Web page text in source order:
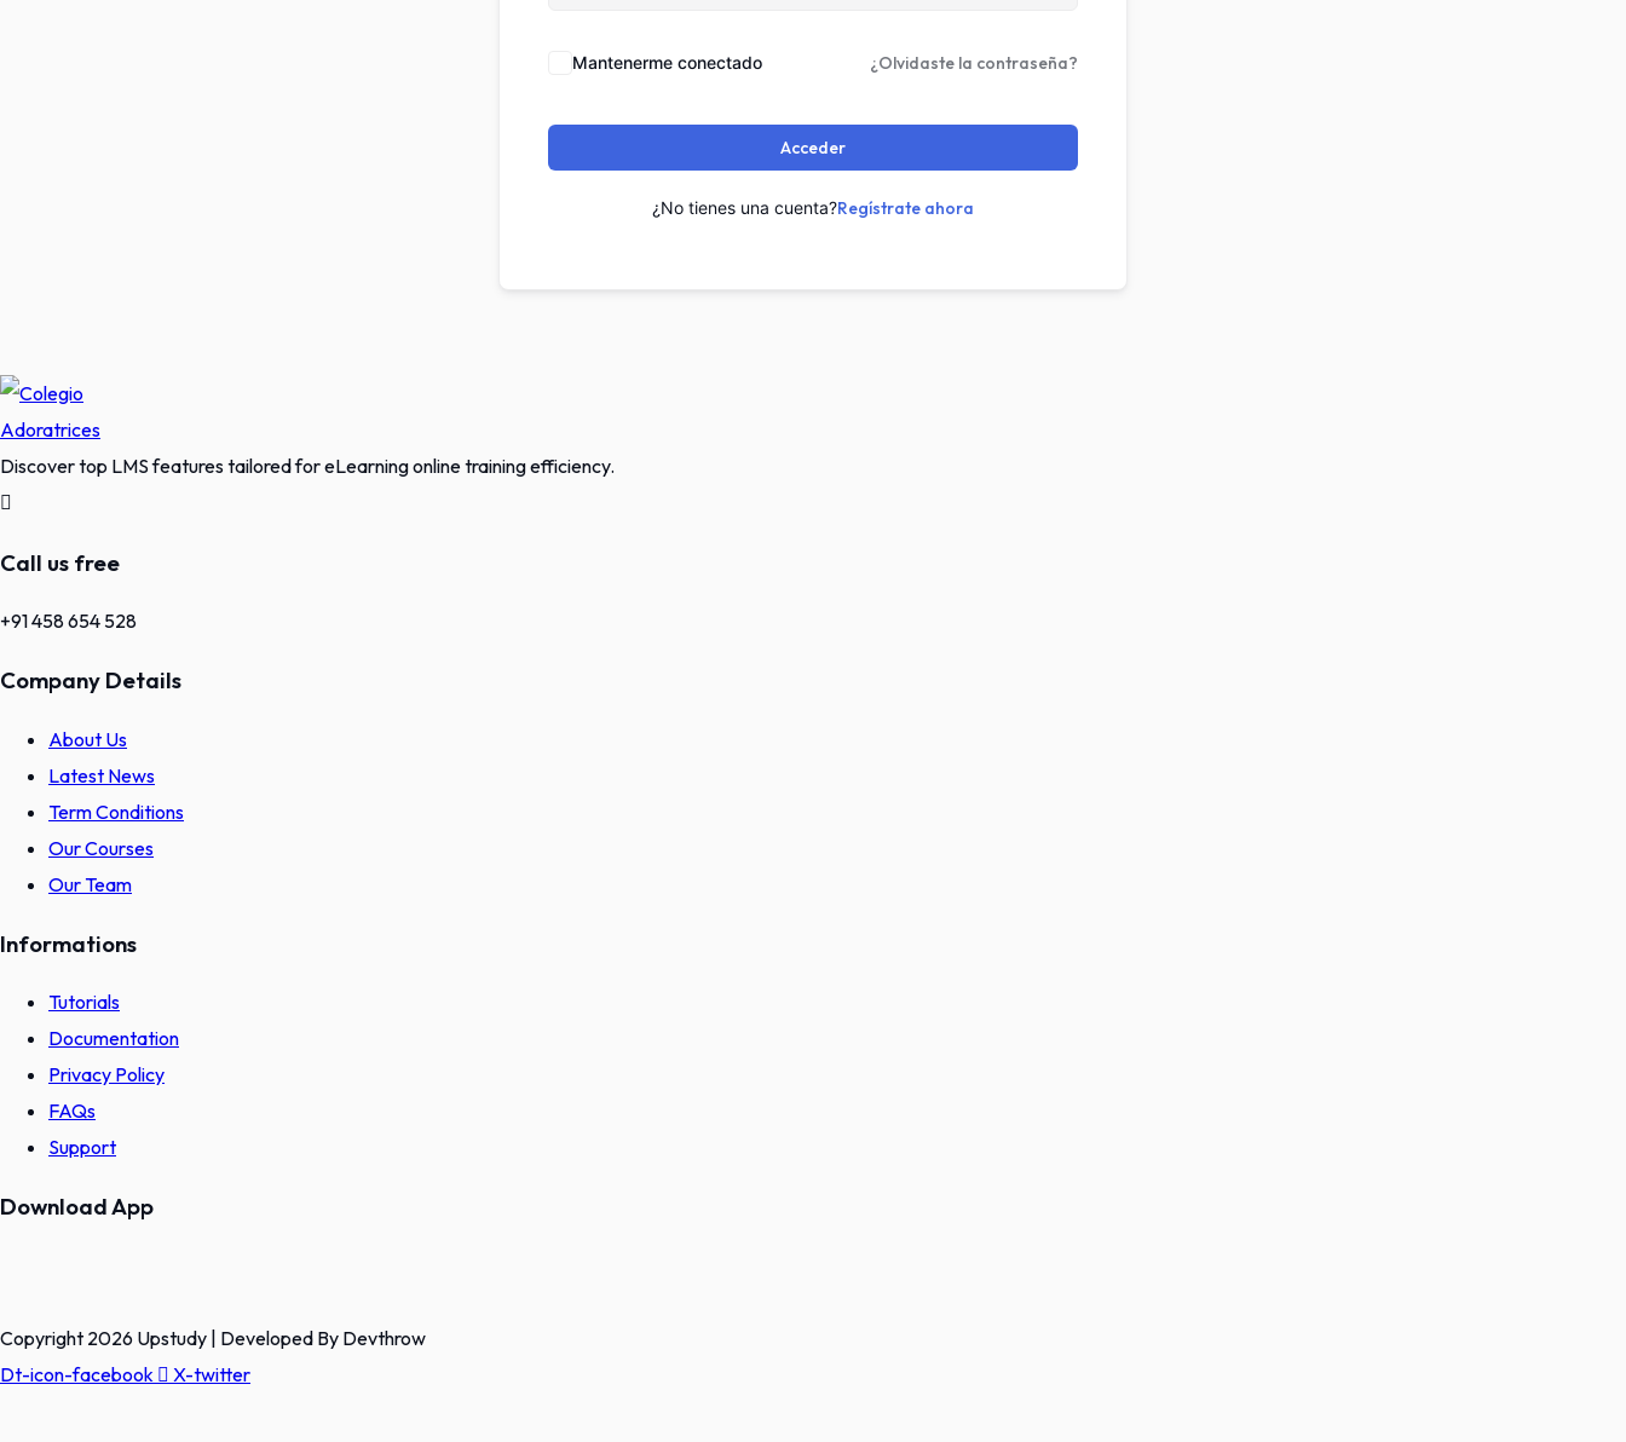
Mantenerme conectado ¿Olvidaste la contraseña?
Acceder
¿No tienes una cuenta?Regístrate ahora
Discover top LMS features tailored for eLearning online training efficiency.
Call us free
+91 458 654 528
Company Details
About Us
Latest News
Term Conditions
Our Courses
Our Team
Informations
Tutorials
Documentation
Privacy Policy
FAQs
Support
Download App
Copyright 2026 Upstudy | Developed By Devthrow
Dt-icon-facebook
X-twitter